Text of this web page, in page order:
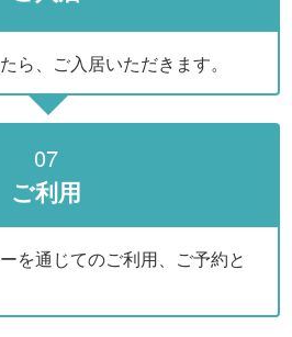
ら、ご入居いただきます。
07
ご利用
を通じてのご利用、ご予約と